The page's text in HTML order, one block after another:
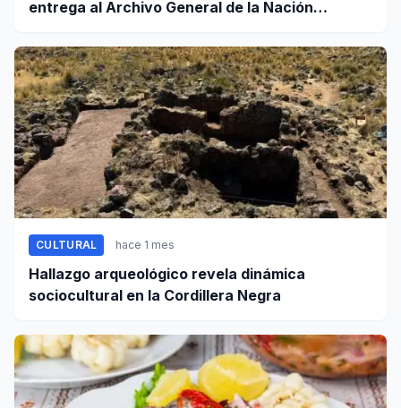
entrega al Archivo General de la Nación
documentales
CULTURAL hace 1 mes
Hallazgo arqueológico revela dinámica
sociocultural en la Cordillera Negra